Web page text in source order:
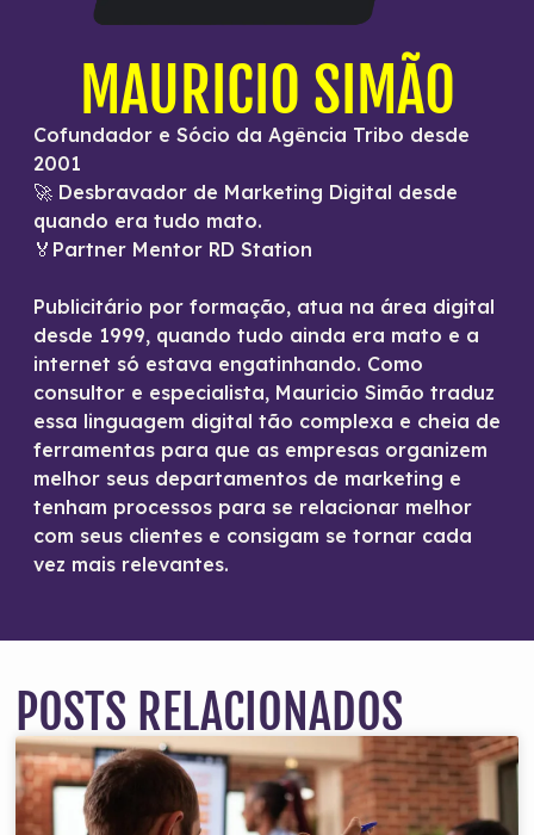
MAURICIO SIMÃO
Cofundador e Sócio da Agência Tribo desde
2001
🚀 Desbravador de Marketing Digital desde
quando era tudo mato.
🏅Partner Mentor RD Station
Publicitário por formação, atua na área digital
desde 1999, quando tudo ainda era mato e a
internet só estava engatinhando. Como
consultor e especialista, Mauricio Simão traduz
essa linguagem digital tão complexa e cheia de
ferramentas para que as empresas organizem
melhor seus departamentos de marketing e
tenham processos para se relacionar melhor
com seus clientes e consigam se tornar cada
vez mais relevantes.
POSTS RELACIONADOS